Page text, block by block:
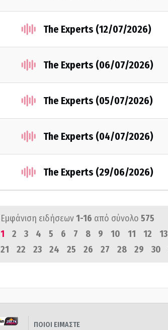
The Experts (12/07/2026)
The Experts (06/07/2026)
The Experts (05/07/2026)
The Experts (04/07/2026)
The Experts (29/06/2026)
Εμφάνιση ειδήσεων1-16 από σύνολο 575
1
2 3 4 5 6 7 8 9 10 11 12 13
21
22 23 24 25 26 27 28 29 30
ΠΟΙΟΙ ΕΙΜΑΣΤΕ